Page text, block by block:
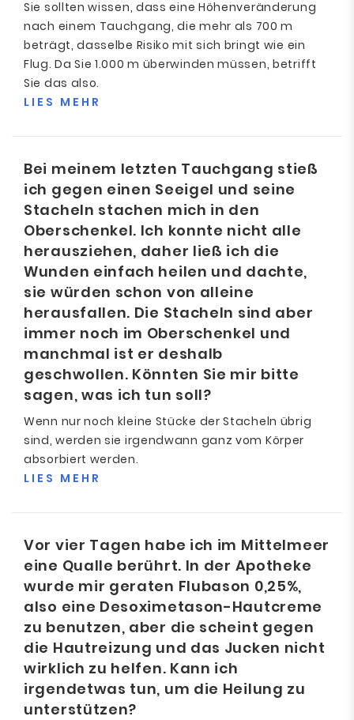
Sie sollten wissen, dass eine Höhenveränderung
nach einem Tauchgang, die mehr als 700 m
beträgt, dasselbe Risiko mit sich bringt wie ein
Flug. Da Sie 1.000 m überwinden müssen, betrifft
Sie das also.
LIES MEHR
Bei meinem letzten Tauchgang stieß
ich gegen einen Seeigel und seine
Stacheln stachen mich in den
Oberschenkel. Ich konnte nicht alle
herausziehen, daher ließ ich die
Wunden einfach heilen und dachte,
sie würden schon von alleine
herausfallen. Die Stacheln sind aber
immer noch im Oberschenkel und
manchmal ist er deshalb
geschwollen. Könnten Sie mir bitte
sagen, was ich tun soll?
Wenn nur noch kleine Stücke der Stacheln übrig
sind, werden sie irgendwann ganz vom Körper
absorbiert werden.
LIES MEHR
Vor vier Tagen habe ich im Mittelmeer
eine Qualle berührt. In der Apotheke
wurde mir geraten Flubason 0,25%,
also eine Desoximetason-Hautcreme
zu benutzen, aber die scheint gegen
die Hautreizung und das Jucken nicht
wirklich zu helfen. Kann ich
irgendetwas tun, um die Heilung zu
unterstützen?